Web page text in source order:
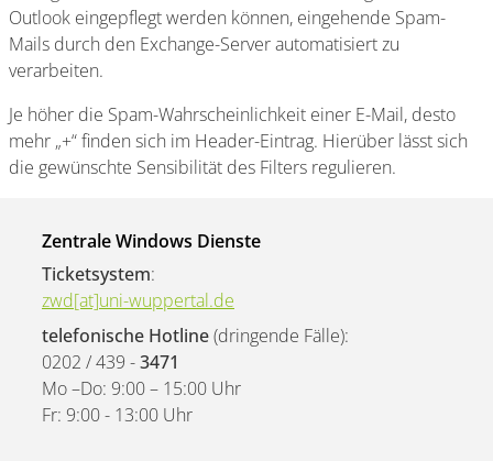
Outlook eingepflegt werden können, eingehende Spam-
Mails durch den Exchange-Server automatisiert zu
verarbeiten.
Je höher die Spam-Wahrscheinlichkeit einer E-Mail, desto
mehr „+“ finden sich im Header-Eintrag. Hierüber lässt sich
die gewünschte Sensibilität des Filters regulieren.
Zentrale Windows Dienste
Ticketsystem:
zwd[at]uni-wuppertal.de
telefonische Hotline(dringende Fälle):
0202 / 439 -3471
Mo –Do: 9:00 – 15:00 Uhr
Fr: 9:00 - 13:00 Uhr